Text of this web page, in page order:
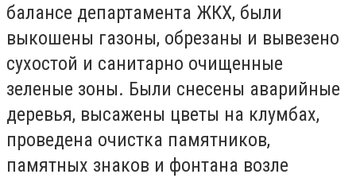
балансе департамента ЖКХ, были
выкошены газоны, обрезаны и вывезено
сухостой и санитарно очищенные
зеленые зоны. Были снесены аварийные
деревья, высажены цветы на клумбах,
проведена очистка памятников,
памятных знаков и фонтана возле